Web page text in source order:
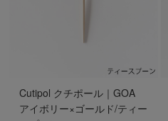
Cutipol クチポール｜GOA
アイボリー×ゴールド/ティー